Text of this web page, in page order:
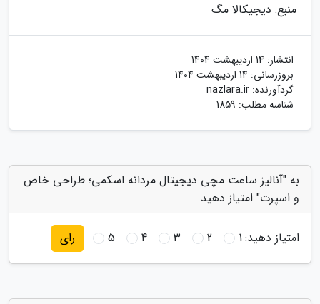
منبع: دیجیکالا مگ
انتشار: 14 اردیبهشت 1404
بروزرسانی: 14 اردیبهشت 1404
گردآورنده: nazlara.ir
شناسه مطلب: 1859
به "آنالیز ساعت مچی دیجیتال مردانه اسکمی؛ طراحی خاص
و اسپرت" امتیاز دهید
امتیاز دهید:1
2
3
4
5 رای